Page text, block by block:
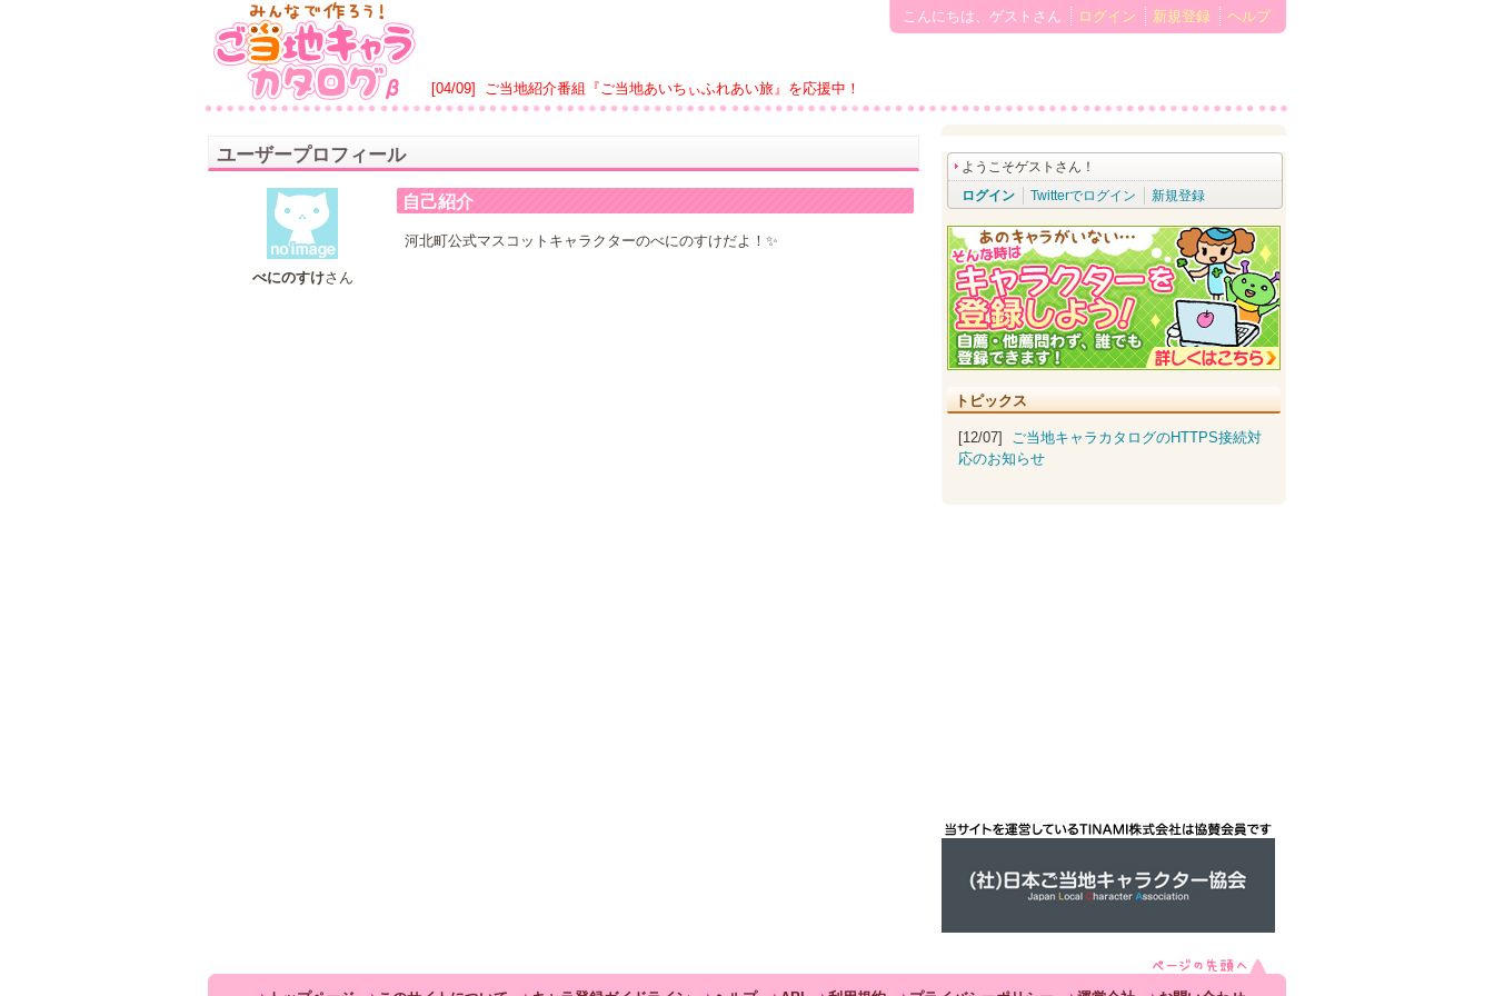
[04/09] ご当地紹介番組『ご当地あいちぃふれあい旅』を応援中！
こんにちは、ゲストさん ログイン 新規登録 ヘルプ
ユーザープロフィール
べにのすけさん
自己紹介
河北町公式マスコットキャラクターのべにのすけだよ！✨
ようこそゲストさん！
ログイン
Twitterでログイン 新規登録
トピックス
[12/07] ご当地キャラカタログのHTTPS接続対
応のお知らせ